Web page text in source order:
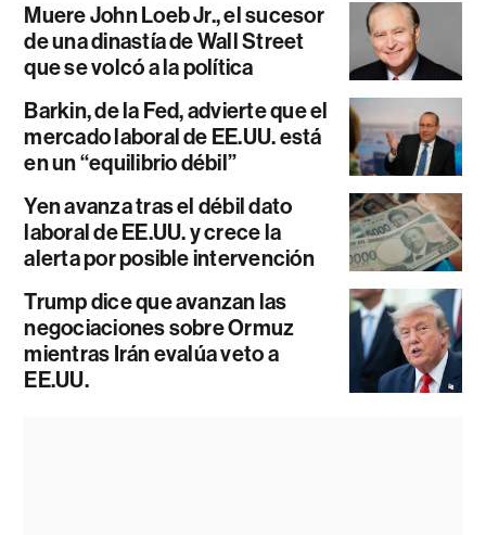
Muere John Loeb Jr., el sucesor
de una dinastía de Wall Street
que se volcó a la política
Barkin, de la Fed, advierte que el
mercado laboral de EE.UU. está
en un “equilibrio débil”
Yen avanza tras el débil dato
laboral de EE.UU. y crece la
alerta por posible intervención
Trump dice que avanzan las
negociaciones sobre Ormuz
mientras Irán evalúa veto a
EE.UU.